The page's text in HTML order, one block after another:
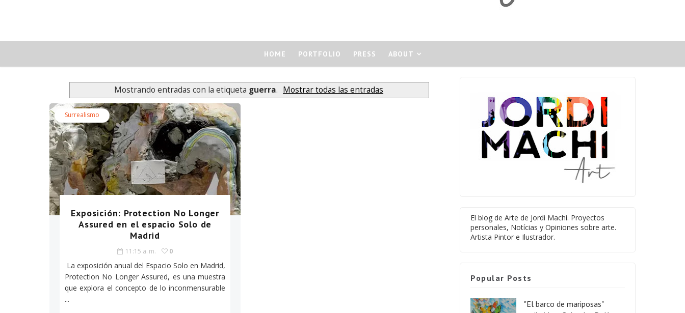
HOME PORTFOLIO PRESS ABOUT
Mostrando entradas con la etiqueta guerra. Mostrar todas las entradas
Surrealismo
Exposición: Protection No Longer
Assured en el espacio Solo de
Madrid
11:15 a. m. 0
La exposición anual del Espacio Solo en Madrid,
Protection No Longer Assured, es una muestra
que explora el concepto de lo inconmensurable
...
El blog de Arte de Jordi Machi. Proyectos
personales, Notícias y Opiniones sobre arte.
Artista Pintor e Ilustrador.
Popular Posts
"El barco de mariposas"